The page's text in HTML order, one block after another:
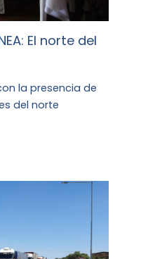
El norte del
la presencia de
del norte